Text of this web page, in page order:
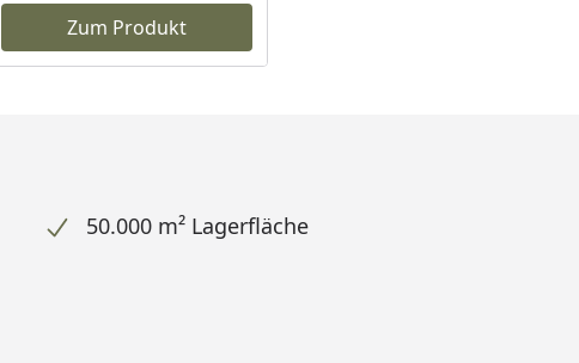
Zum Produkt
50.000 m² Lagerfläche